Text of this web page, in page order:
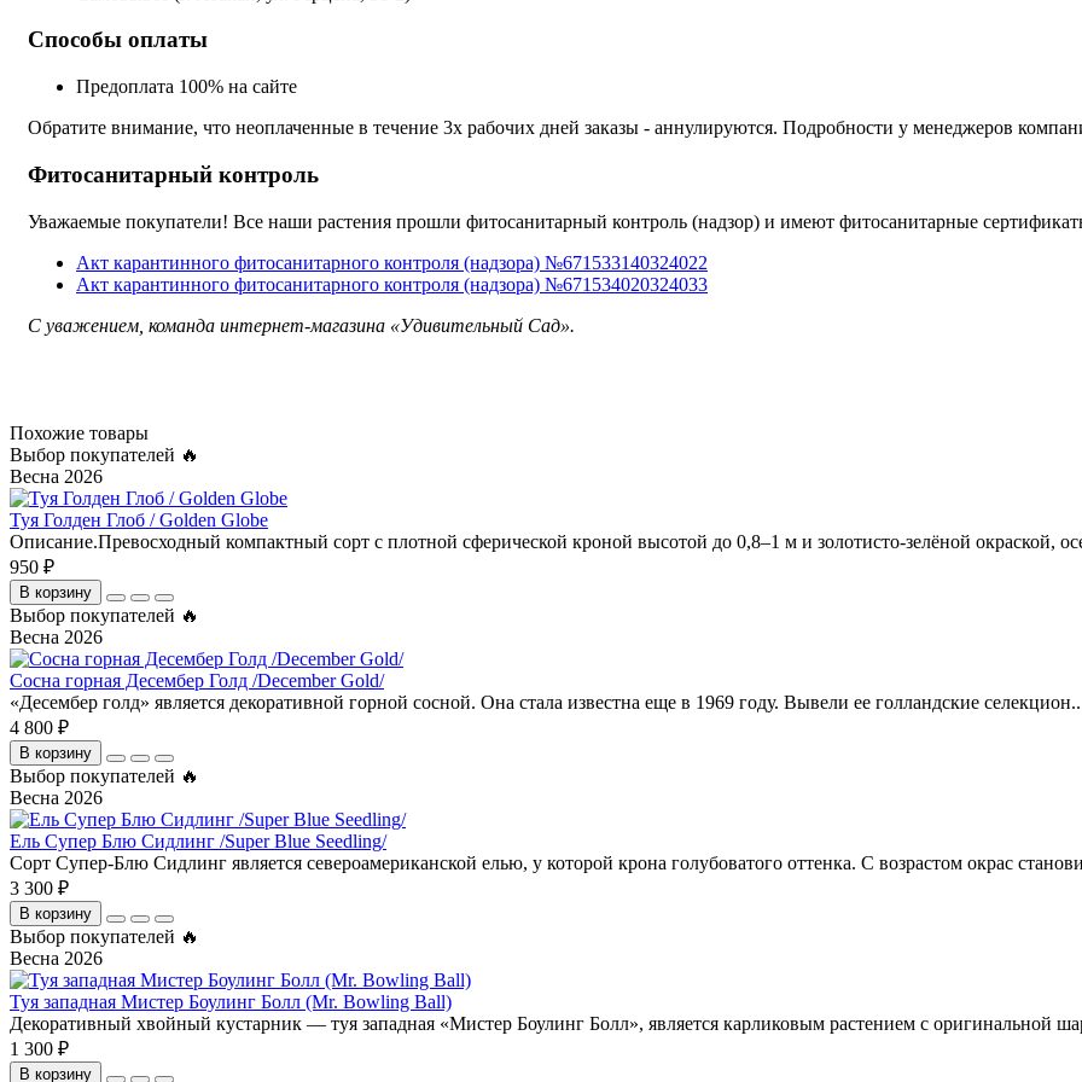
Способы оплаты
Предоплата 100% на сайте
Обратите внимание, что неоплаченные в течение 3х рабочих дней заказы - аннулируются. Подробности у менеджеров
Фитосанитарный контроль
Уважаемые покупатели! Все наши растения прошли фитосанитарный контроль (надзор) и имеют фитосанитарные
Акт карантинного фитосанитарного контроля (надзора) №671533140324022
Акт карантинного фитосанитарного контроля (надзора) №671534020324033
С уважением, команда интернет-магазина «Удивительный Сад».
Похожие товары
Выбор покупателей 🔥
Весна 2026
Туя Голден Глоб / Golden Globe
Описание.Превосходный компактный сорт с плотной сферической кроной высотой до 0,8–1 м и золотисто-зелёной окраской,
950 ₽
В корзину
Выбор покупателей 🔥
Весна 2026
Сосна горная Десембер Голд /December Gold/
«Десембер голд» является декоративной горной сосной. Она стала известна еще в 1969 году. Вывели ее голландские селекцион..
4 800 ₽
В корзину
Выбор покупателей 🔥
Весна 2026
Ель Супер Блю Сидлинг /Super Blue Seedling/
Сорт Супер-Блю Сидлинг является североамериканской елью, у которой крона голубоватого оттенка. С возрастом окрас
3 300 ₽
В корзину
Выбор покупателей 🔥
Весна 2026
Туя западная Мистер Боулинг Болл (Mr. Bowling Ball)
Декоративный хвойный кустарник — туя западная «Мистер Боулинг Болл», является карликовым растением с оригинальной
1 300 ₽
В корзину